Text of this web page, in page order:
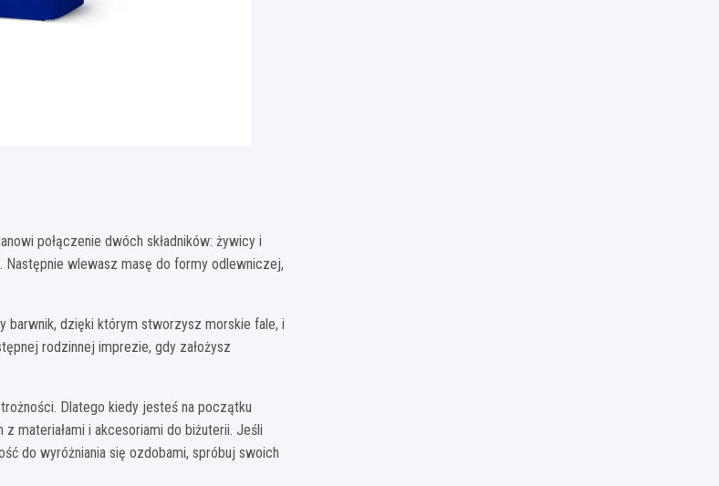
połączenie dwóch składników: żywicy i
Następnie wlewasz masę do formy odlewniczej,
barwnik, dzięki którym stworzysz morskie fale, i
rodzinnej imprezie, gdy założysz
Dlatego kiedy jesteś na początku
materiałami i akcesoriami do biżuterii. Jeśli
do wyróżniania się ozdobami, spróbuj swoich